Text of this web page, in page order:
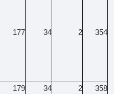
354
2
34
177
358
2
34
179